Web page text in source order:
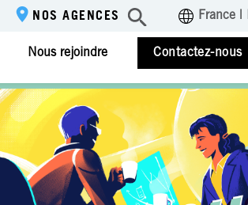
NOS AGENCES France
Nous rejoindre Contactez-nous